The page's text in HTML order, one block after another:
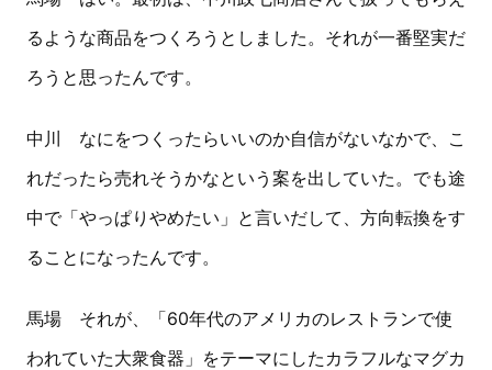
るような商品をつくろうとしました。それが一番堅実だ
ろうと思ったんです。
中川 なにをつくったらいいのか自信がないなかで、こ
れだったら売れそうかなという案を出していた。でも途
中で「やっぱりやめたい」と言いだして、方向転換をす
ることになったんです。
馬場 それが、「60年代のアメリカのレストランで使
われていた大衆食器」をテーマにしたカラフルなマグカ